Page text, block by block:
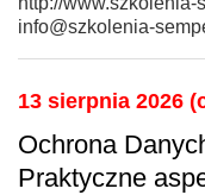
info@szkolenia-
13 sierpnia 2026
Ochrona
Praktyczne